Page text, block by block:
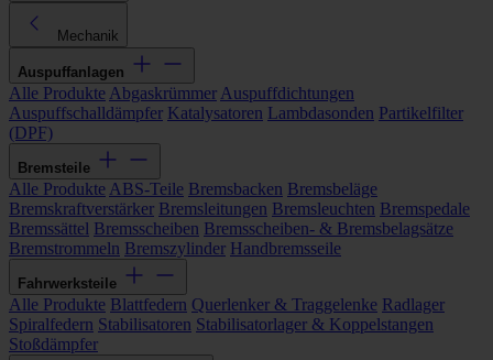
Mechanik
Auspuffanlagen
Alle Produkte Abgaskrümmer Auspuffdichtungen
Auspuffschalldämpfer Katalysatoren Lambdasonden Partikelfilter
(DPF)
Bremsteile
Alle Produkte ABS-Teile Bremsbacken Bremsbeläge
Bremskraftverstärker Bremsleitungen Bremsleuchten Bremspedale
Bremssättel Bremsscheiben Bremsscheiben- & Bremsbelagsätze
Bremstrommeln Bremszylinder Handbremsseile
Fahrwerksteile
Alle Produkte Blattfedern Querlenker & Traggelenke Radlager
Spiralfedern Stabilisatoren Stabilisatorlager & Koppelstangen
Stoßdämpfer